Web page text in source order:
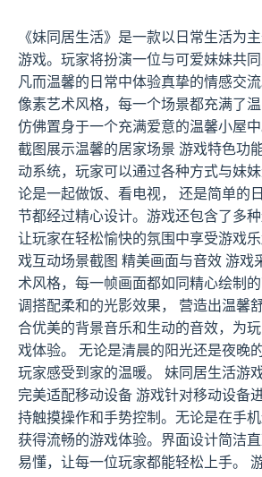
《妹同居生活》是一款以日常生活为
游戏。玩家将扮演一位与可爱妹妹共
凡而温馨的日常中体验真挚的情感交
像素艺术风格，每一个场景都充满了
仿佛置身于一个充满爱意的温馨小屋
截图展示温馨的居家场景 游戏特色功
动系统，玩家可以通过各种方式与妹
论是一起做饭、看电视， 还是简单的
节都经过精心设计。游戏还包含了多种
让玩家在轻松愉快的氛围中享受游戏
戏互动场景截图 精美画面与音效 游戏
术风格，每一帧画面都如同精心绘制
调搭配柔和的光影效果， 营造出温馨
合优美的背景音乐和生动的音效，为
戏体验。 无论是清晨的阳光还是夜晚
玩家感受到家的温暖。 妹同居生活游
完美适配移动设备 游戏针对移动设备
持触摸操作和手势控制。无论是在手
获得流畅的游戏体验。界面设计简洁
易懂，让每一位玩家都能轻松上手。